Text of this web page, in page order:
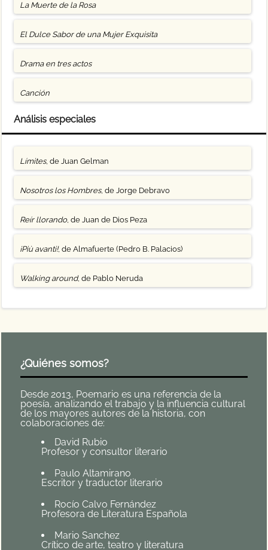
La Muerte de la Rosa
El Dulce Sabor de una Mujer Exquisita
Drama en tres actos
Canción
Análisis especiales
Límites, de Juan Gelman
Nosotros los Hombres, de Jorge Debravo
Reír llorando, de Juan de Dios Peza
¡Più avanti!, de Almafuerte (Pedro B. Palacios)
Walking around, de Pablo Neruda
¿Quiénes somos?
Desde 2013, Poemario es una referencia de la
poesía, analizando el trabajo y la influencia cultural
de los mayores autores de la historia, con
colaboraciones de:
David Rubio
Profesor y consultor literario
Paulo Altamirano
Escritor y traductor literario
Rocío Calvo Fernández
Profesora de Literatura Española
Mario Sanchez
Crítico de arte, teatro y literatura